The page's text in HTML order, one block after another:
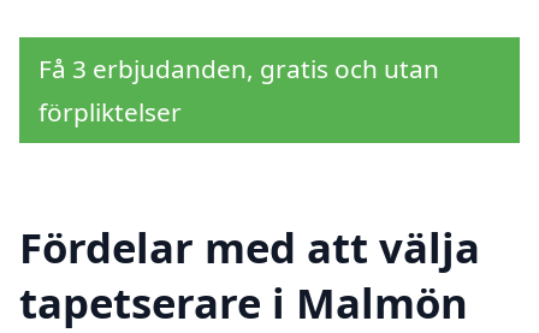
Få 3 erbjudanden, gratis och utan
förpliktelser
Fördelar med att välja
tapetserare i Malmön